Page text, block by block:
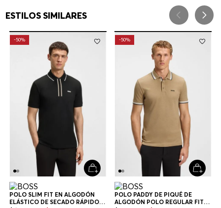
ESTILOS SIMILARES
-50%
POLO SLIM FIT EN ALGODÓN
ELÁSTICO DE SECADO RÁPIDO
-50%
POLO PADDY DE PIQUÉ DE
ALGODÓN POLO REGULAR FIT